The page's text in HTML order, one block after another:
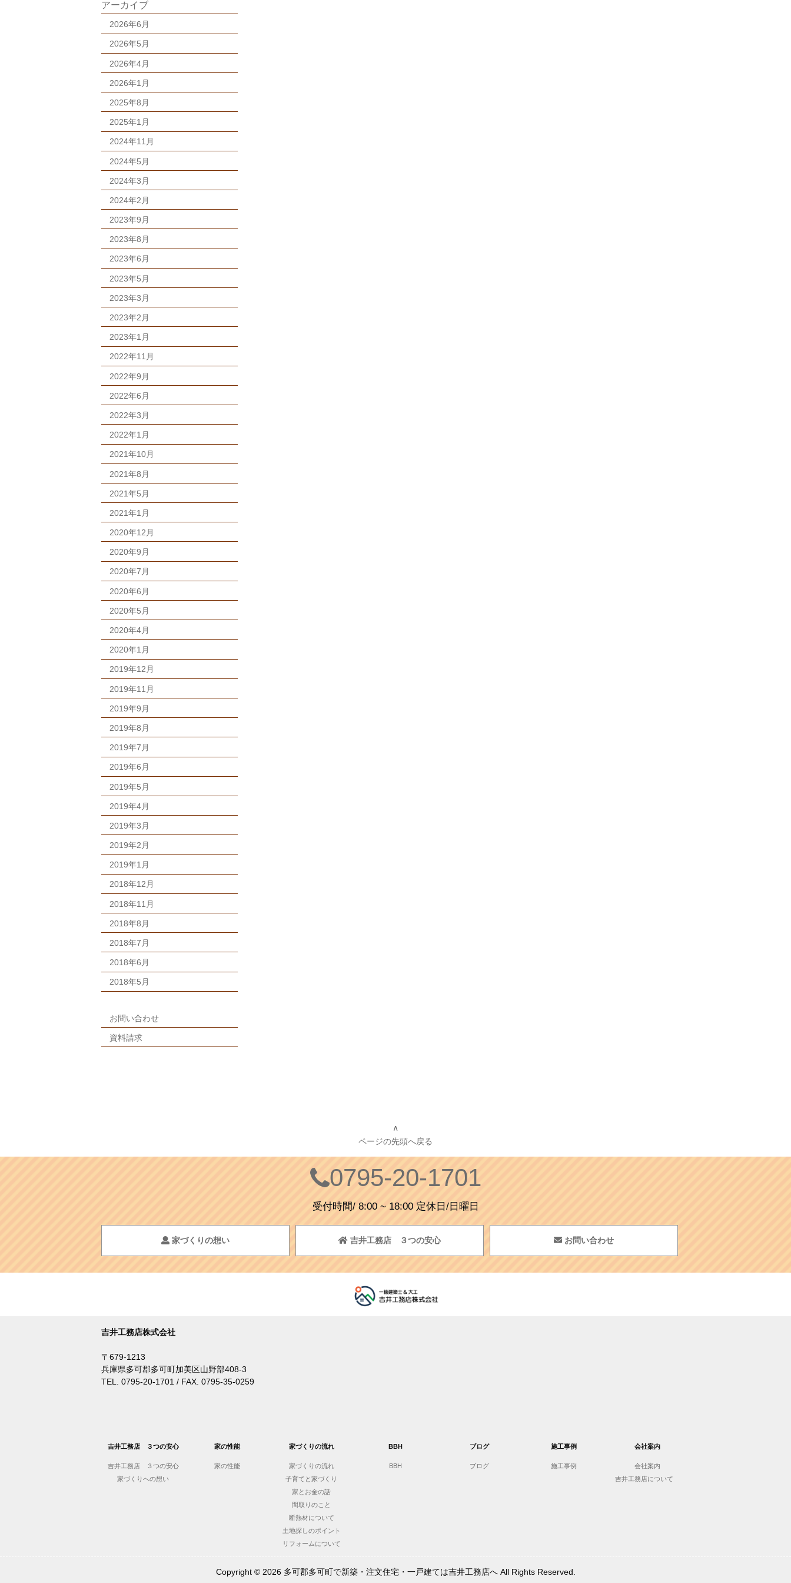
アーカイブ
2026年6月
2026年5月
2026年4月
2026年1月
2025年8月
2025年1月
2024年11月
2024年5月
2024年3月
2024年2月
2023年9月
2023年8月
2023年6月
2023年5月
2023年3月
2023年2月
2023年1月
2022年11月
2022年9月
2022年6月
2022年3月
2022年1月
2021年10月
2021年8月
2021年5月
2021年1月
2020年12月
2020年9月
2020年7月
2020年6月
2020年5月
2020年4月
2020年1月
2019年12月
2019年11月
2019年9月
2019年8月
2019年7月
2019年6月
2019年5月
2019年4月
2019年3月
2019年2月
2019年1月
2018年12月
2018年11月
2018年8月
2018年7月
2018年6月
2018年5月
お問い合わせ
資料請求
∧
ページの先頭へ戻る
0795-20-1701
受付時間/ 8:00 ~ 18:00 定休日/日曜日
家づくりの想い 吉井工務店 ３つの安心 お問い合わせ
吉井工務店株式会社
〒679-1213
兵庫県多可郡多可町加美区山野部408-3
TEL. 0795-20-1701 / FAX. 0795-35-0259
吉井工務店 ３つの安心
吉井工務店 ３つの安心
家づくりへの想い
家の性能
家の性能
家づくりの流れ
家づくりの流れ
子育てと家づくり
家とお金の話
間取りのこと
断熱材について
土地探しのポイント
リフォームについて
BBH
BBH
ブログ
ブログ
施工事例
施工事例
会社案内
会社案内
吉井工務店について
Copyright © 2026 多可郡多可町で新築・注文住宅・一戸建ては吉井工務店へ All Rights Reserved.